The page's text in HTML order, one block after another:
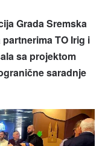
Grada Sremska
TO Irig i
sa projektom
saradnje